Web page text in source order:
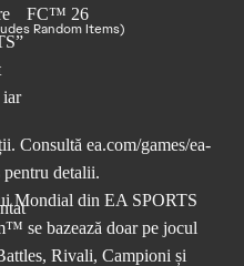
Random Items)
Consultă ea.com/games/ea-
pentru detalii.
Mondial din EA SPORTS
se bazează doar pe jocul
Rivali, Campioni și